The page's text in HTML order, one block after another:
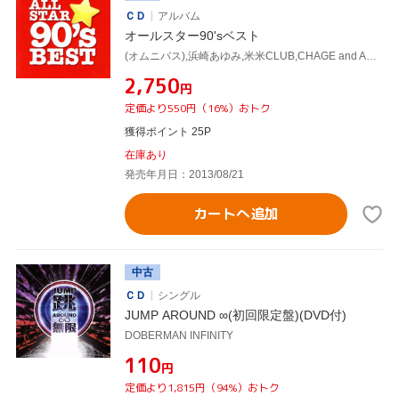
ＣＤ
アルバム
オールスター90'sベスト
(オムニバス),浜崎あゆみ,米米CLUB,CHAGE and ASKA,氷室京介,SPEED,globe,華原朋美
¥2,750円
定価より550円（16%）おトク
獲得ポイント 25P
在庫あり
発売年月日：2013/08/21
カートへ追加
中古
ＣＤ
シングル
JUMP AROUND ∞(初回限定盤)(DVD付)
DOBERMAN INFINITY
¥110円
定価より1,815円（94%）おトク